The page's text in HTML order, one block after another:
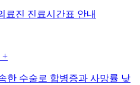
료진 진료시간표 안내
+
한 수술로 합병증과 사망률 낮